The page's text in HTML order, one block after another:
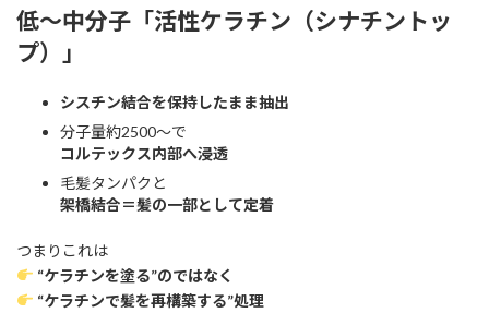
低〜中分子「活性ケラチン（シナチントッ
プ）」
シスチン結合を保持したまま抽出
分子量約2500〜で
コルテックス内部へ浸透
毛髪タンパクと
架橋結合＝髪の一部として定着
つまりこれは
“ケラチンを塗る”のではなく
“ケラチンで髪を再構築する”処理